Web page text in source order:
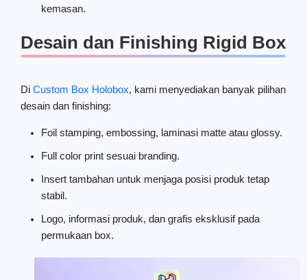
kemasan.
Desain dan Finishing Rigid Box
Di Custom Box Holobox, kami menyediakan banyak pilihan
desain dan finishing:
Foil stamping, embossing, laminasi matte atau glossy.
Full color print sesuai branding.
Insert tambahan untuk menjaga posisi produk tetap
stabil.
Logo, informasi produk, dan grafis eksklusif pada
permukaan box.